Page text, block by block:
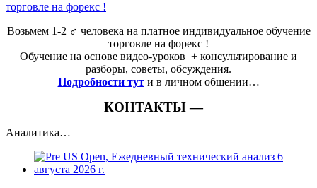
Возьмем 1-2 ‍♂️ человека на платное индивидуальное обучение
торговле на форекс !
Обучение на основе видео-уроков ️ + консультирование и
разборы, советы, обсуждения.
Подробности тут и в личном общении…
КОНТАКТЫ —
Аналитика…